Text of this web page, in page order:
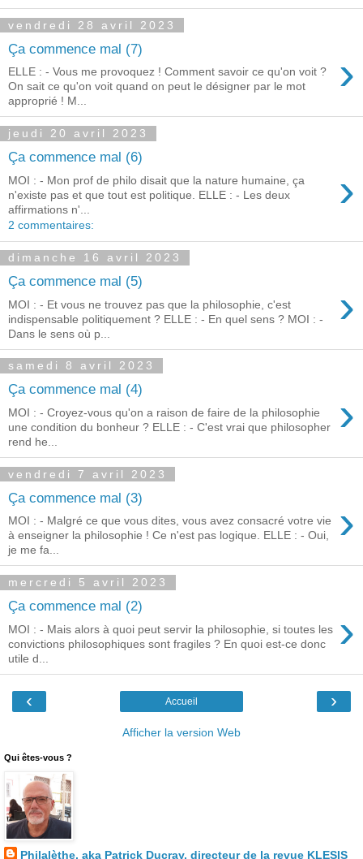
vendredi 28 avril 2023
Ça commence mal (7) ›
ELLE : - Vous me provoquez ! Comment savoir ce qu'on voit ?
On sait ce qu'on voit quand on peut le désigner par le mot
approprié ! M...
jeudi 20 avril 2023
Ça commence mal (6)
›
MOI : - Mon prof de philo disait que la nature humaine, ça
n'existe pas et que tout est politique. ELLE : - Les deux
affirmations n'...
2 commentaires:
dimanche 16 avril 2023
Ça commence mal (5) ›
MOI : - Et vous ne trouvez pas que la philosophie, c'est
indispensable politiquement ? ELLE : - En quel sens ? MOI : -
Dans le sens où p...
samedi 8 avril 2023
Ça commence mal (4) ›
MOI : - Croyez-vous qu'on a raison de faire de la philosophie
une condition du bonheur ? ELLE : - C'est vrai que philosopher
rend he...
vendredi 7 avril 2023
Ça commence mal (3) ›
MOI : - Malgré ce que vous dites, vous avez consacré votre vie
à enseigner la philosophie ! Ce n'est pas logique. ELLE : - Oui,
je me fa...
mercredi 5 avril 2023
Ça commence mal (2) ›
MOI : - Mais alors à quoi peut servir la philosophie, si toutes les
convictions philosophiques sont fragiles ? En quoi est-ce donc
utile d...
‹ ›
Accueil
Afficher la version Web
Qui êtes-vous ?
Philalèthe, aka Patrick Ducray, directeur de la revue KLESIS